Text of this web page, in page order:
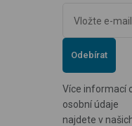
Odebírat
Více informací
osobní údaje
najdete v